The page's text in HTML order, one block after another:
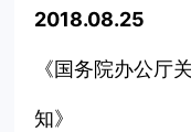
2018.08.25
《国务院办公厅
知》